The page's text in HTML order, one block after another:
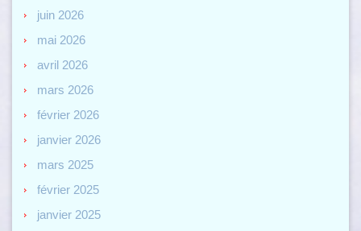
juin 2026
mai 2026
avril 2026
mars 2026
février 2026
janvier 2026
mars 2025
février 2025
janvier 2025